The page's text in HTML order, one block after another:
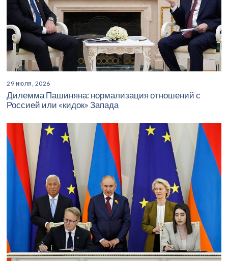
29 июля, 2026
Дилемма Пашиняна: нормализация отношений с
Россией или «кидок» Запада